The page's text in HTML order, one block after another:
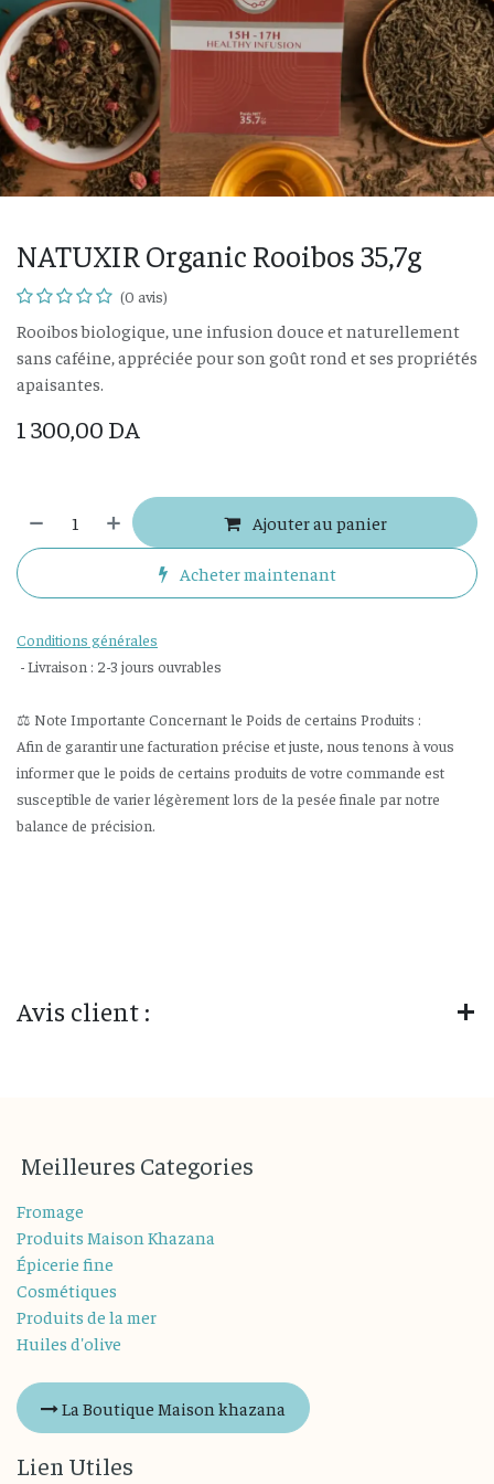
NATUXIR Organic Rooibos 35,7g
(0 avis)
Rooibos biologique, une infusion douce et naturellement
sans caféine, appréciée pour son goût rond et ses propriétés
apaisantes.
1 300,00 DA
Ajouter au panier
Acheter maintenant
Conditions générales
- Livraison : 2-3 jours ouvrables
⚖️ Note Importante Concernant le Poids de certains Produits :
Afin de garantir une facturation précise et juste, nous tenons à vous
informer que le poids de certains produits de votre commande est
susceptible de varier légèrement lors de la pesée finale par notre
balance de précision.
Avis client :
Meilleures Categories
Fromage
Produits Maison Khazana
Épicerie fine
Cosmétiques
Produits de la mer
Huiles d'olive
La Boutique Maison khazana
Lien Utiles